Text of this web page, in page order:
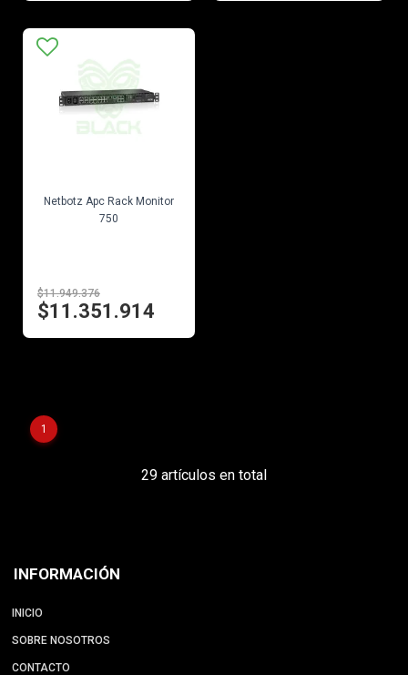
Netbotz Apc Rack Monitor
750
$11.949.376
$11.351.914
1
29 artículos en total
INFORMACIÓN
INICIO
SOBRE NOSOTROS
CONTACTO